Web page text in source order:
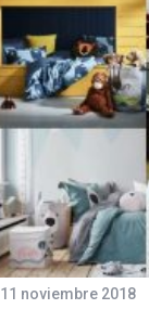
11 noviembre 2018